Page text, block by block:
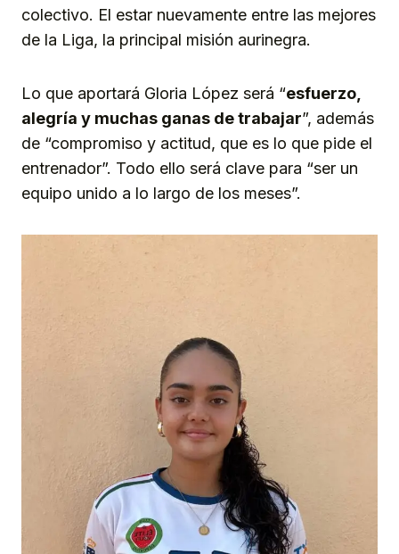
colectivo. El estar nuevamente entre las mejores
de la Liga, la principal misión aurinegra.
Lo que aportará Gloria López será “esfuerzo,
alegría y muchas ganas de trabajar”, además
de “compromiso y actitud, que es lo que pide el
entrenador”. Todo ello será clave para “ser un
equipo unido a lo largo de los meses”.